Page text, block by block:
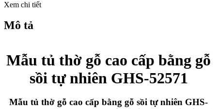
Xem chi tiết
Mô tả
Mẫu tủ thờ gỗ cao cấp bằng gỗ
sồi tự nhiên GHS-52571
Mẫu tủ thờ gỗ cao cấp bằng gỗ sồi tự nhiên GHS-